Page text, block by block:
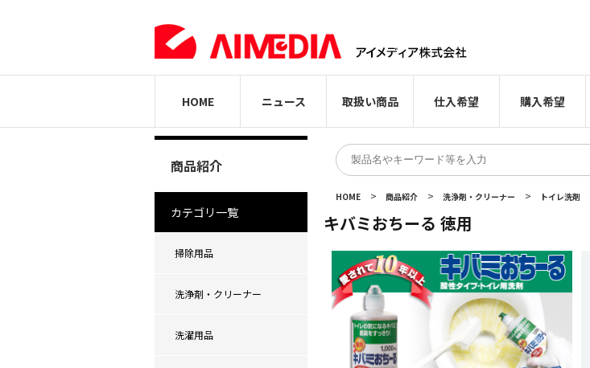
HOME ニュース 取扱い商品 仕入希望 購入希望
商品紹介
カテゴリ一覧
掃除用品
洗浄剤・クリーナー
洗濯用品
HOME > 商品紹介 > 洗浄剤・クリーナー > トイレ洗剤
キバミおちーる 徳用